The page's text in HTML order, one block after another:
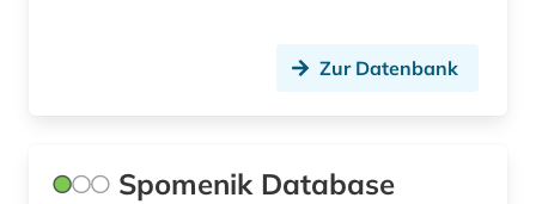
Zur Datenbank
Spomenik Database